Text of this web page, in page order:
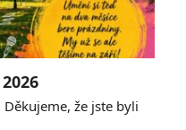
že jste byli